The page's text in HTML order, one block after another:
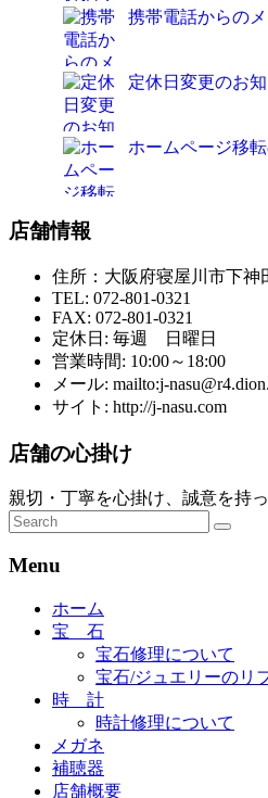
携帯電話からの
定休日変更のお
ホームページ移
店舗情報
住所：大阪府寝屋川市下神
TEL: 072-801-0321
FAX: 072-801-0321
定休日: 毎週 日曜日
営業時間: 10:00～
メール: mailto:j-
サイト: http://j-nasu.com
店舗の心掛け
親切・丁寧を心掛け、誠意を持
Menu
ホーム
宝 石
宝石修理について
宝石/ジュエリーのリ
時 計
時計修理について
メガネ
補聴器
店舗概要